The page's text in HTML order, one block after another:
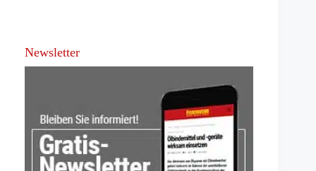
Newsletter